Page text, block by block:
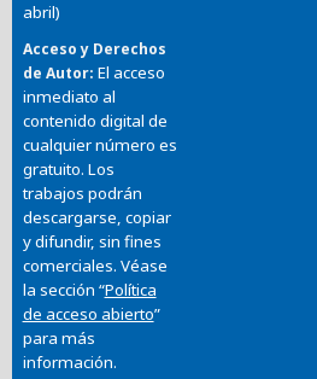
abril)
Acceso y Derechos
de Autor El acceso
inmediato al
contenido digital de
cualquier número es
gratuito. Los
trabajos podrán
descargarse, copiar
y difundir, sin fines
comerciales. Véase
la sección “Política
de acceso abierto”
para más
información.